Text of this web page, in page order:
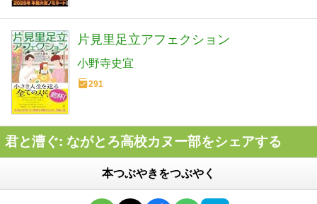
片見里足立アフェクション
小野寺史宜
291
君と漕ぐ: ながとろ高校カヌー部をシェアする
本つぶやきをつぶやく